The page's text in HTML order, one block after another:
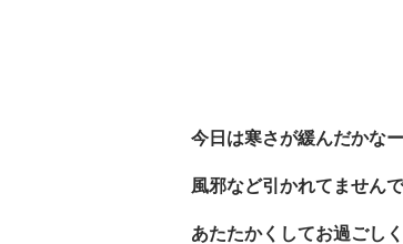
今日は寒さが緩んだかな
風邪など引かれてませんで
あたたかくしてお過ごし